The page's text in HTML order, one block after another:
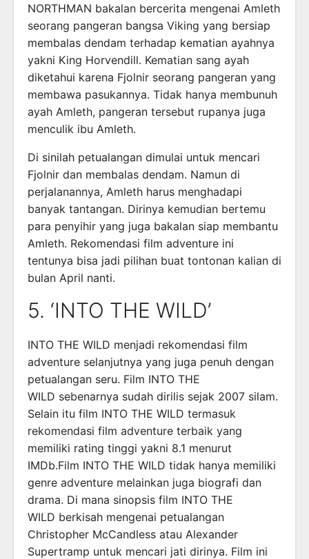
NORTHMAN bakalan bercerita mengenai Amleth
seorang pangeran bangsa Viking yang bersiap
membalas dendam terhadap kematian ayahnya
yakni King Horvendill. Kematian sang ayah
diketahui karena Fjolnir seorang pangeran yang
membawa pasukannya. Tidak hanya membunuh
ayah Amleth, pangeran tersebut rupanya juga
menculik ibu Amleth.
Di sinilah petualangan dimulai untuk mencari
Fjolnir dan membalas dendam. Namun di
perjalanannya, Amleth harus menghadapi
banyak tantangan. Dirinya kemudian bertemu
para penyihir yang juga bakalan siap membantu
Amleth. Rekomendasi film adventure ini
tentunya bisa jadi pilihan buat tontonan kalian di
bulan April nanti.
5. ‘INTO THE WILD’
INTO THE WILD menjadi rekomendasi film
adventure selanjutnya yang juga penuh dengan
petualangan seru. Film INTO THE
WILD sebenarnya sudah dirilis sejak 2007 silam.
Selain itu film INTO THE WILD termasuk
rekomendasi film adventure terbaik yang
memiliki rating tinggi yakni 8.1 menurut
IMDb.Film INTO THE WILD tidak hanya memiliki
genre adventure melainkan juga biografi dan
drama. Di mana sinopsis film INTO THE
WILD berkisah mengenai petualangan
Christopher McCandless atau Alexander
Supertramp untuk mencari jati dirinya. Film ini